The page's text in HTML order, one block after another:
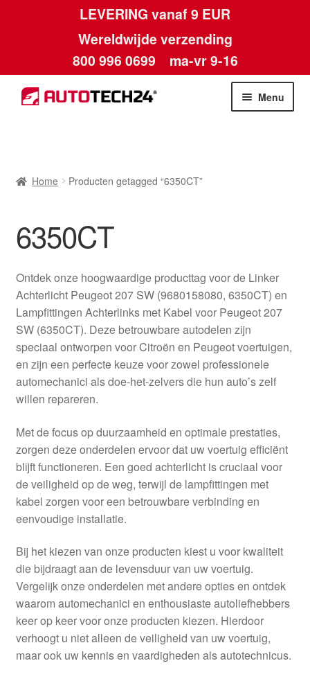
LEVERING vanaf 9 EUR
Wereldwijde verzending
800 996 0699 ma-vr 9-16
Ga
door
Ga
naar
Menu
Betalingen
Contact
Kassa
Klachten
Klachtenprocedure
Levering
Mijn account
Over ons
Wereldwijde verzending
Winkelwagen
Home Producten getagged “6350CT”
6350CT
Ontdek onze hoogwaardige producttag voor de Linker
Achterlicht Peugeot 207 SW (9680158080, 6350CT) en
Lampfittingen Achterlinks met Kabel voor Peugeot 207
SW (6350CT). Deze betrouwbare autodelen zijn
speciaal ontworpen voor Citroën en Peugeot voertuigen,
en zijn een perfecte keuze voor zowel professionele
automechanici als doe-het-zelvers die hun auto’s zelf
willen repareren.
Met de focus op duurzaamheid en optimale prestaties,
zorgen deze onderdelen ervoor dat uw voertuig efficiënt
blijft functioneren. Een goed achterlicht is cruciaal voor
de veiligheid op de weg, terwijl de lampfittingen met
kabel zorgen voor een betrouwbare verbinding en
eenvoudige installatie.
Bij het kiezen van onze producten kiest u voor kwaliteit
die bijdraagt aan de levensduur van uw voertuig.
Vergelijk onze onderdelen met andere opties en ontdek
waarom automechanici en enthousiaste autoliefhebbers
keer op keer voor onze producten kiezen. Hierdoor
verhoogt u niet alleen de veiligheid van uw voertuig,
maar ook uw kennis en vaardigheden als autotechnicus.